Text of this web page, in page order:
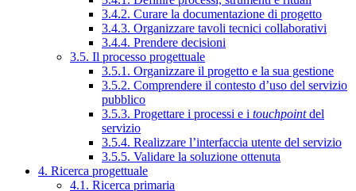
3.4.2. Curare la documentazione di progetto
3.4.3. Organizzare tavoli tecnici collaborativi
3.4.4. Prendere decisioni
3.5. Il processo progettuale
3.5.1. Organizzare il progetto e la sua gestione
3.5.2. Comprendere il contesto d’uso del servizio
pubblico
3.5.3. Progettare i processi e i touchpointdel
servizio
3.5.4. Realizzare l’interfaccia utente del servizio
3.5.5. Validare la soluzione ottenuta
4. Ricerca progettuale
4.1. Ricerca primaria